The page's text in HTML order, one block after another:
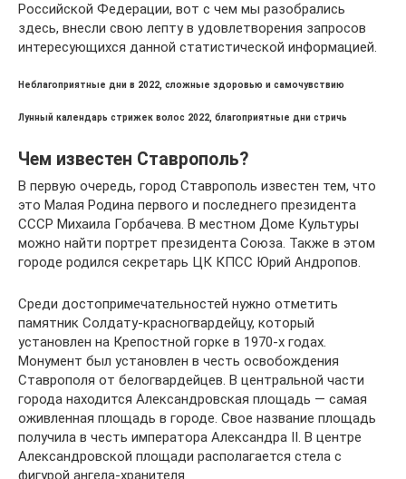
Российской Федерации, вот с чем мы разобрались
здесь, внесли свою лепту в удовлетворения запросов
интересующихся данной статистической информацией.
Неблагоприятные дни в 2022, сложные здоровью и самочувствию
Лунный календарь стрижек волос 2022, благоприятные дни стричь
Чем известен Ставрополь?
В первую очередь, город Ставрополь известен тем, что
это Малая Родина первого и последнего президента
СССР Михаила Горбачева. В местном Доме Культуры
можно найти портрет президента Союза. Также в этом
городе родился секретарь ЦК КПСС Юрий Андропов.
Среди достопримечательностей нужно отметить
памятник Солдату-красногвардейцу, который
установлен на Крепостной горке в 1970-х годах.
Монумент был установлен в честь освобождения
Ставрополя от белогвардейцев. В центральной части
города находится Александровская площадь — самая
оживленная площадь в городе. Свое название площадь
получила в честь императора Александра II. В центре
Александровской площади располагается стела с
фигурой ангела-хранителя.